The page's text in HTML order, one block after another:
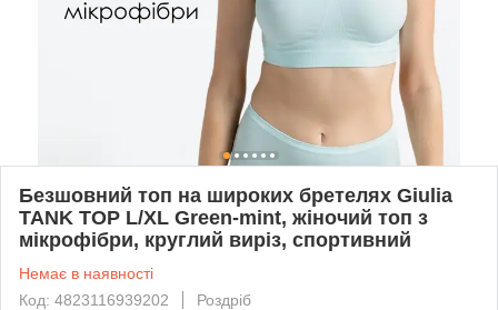
Безшовний топ на широких бретелях Giulia
TANK TOP L/XL Green-mint, жіночий топ з
мікрофібри, круглий виріз, спортивний
Немає в наявності
Код: 4823116939202
Роздріб